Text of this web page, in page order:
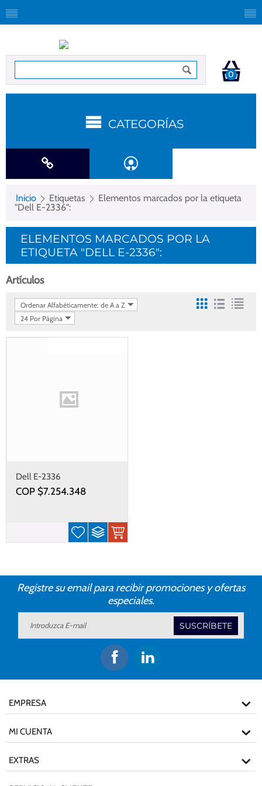
0
CATEGORÍAS
Inicio Etiquetas
Elementos marcados por la etiqueta
"Dell E-2336":
ELEMENTOS MARCADOS POR LA
ETIQUETA "DELL E-2336":
Artículos
Ordenar Alfabéticamente: de A a Z
24 Por Página
Dell E-2336
COP $7.254.348
Registre su email para recibir promociones y ofertas
especiales.
SUSCRÍBETE
EMPRESA
MI CUENTA
EXTRAS